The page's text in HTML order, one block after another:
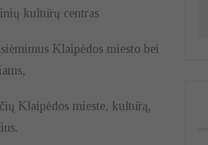
kultūrų centras
Klaipėdos miesto bei
Klaipėdos mieste, kultūrą,